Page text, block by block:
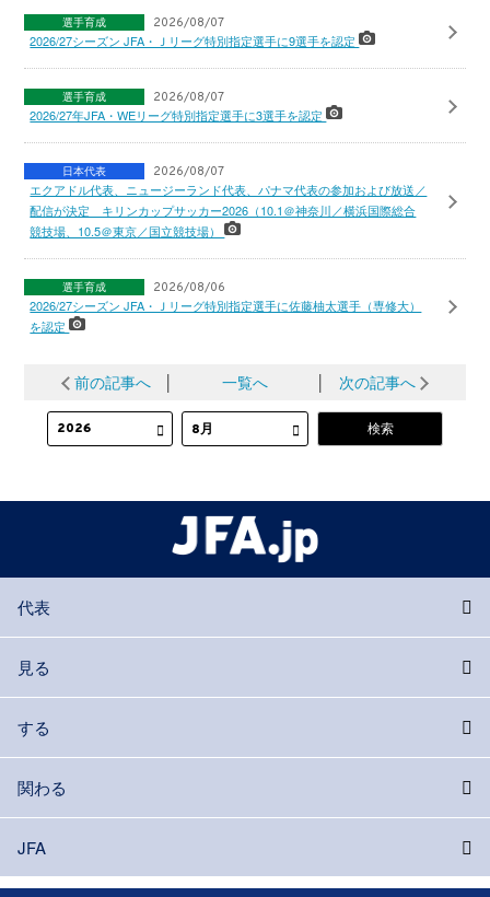
選手育成 2026/08/07
2026/27シーズン JFA・Ｊリーグ特別指定選手に9選手を認定
選手育成 2026/08/07
2026/27年JFA・WEリーグ特別指定選手に3選手を認定
日本代表 2026/08/07
エクアドル代表、ニュージーランド代表、パナマ代表の参加および放送／
配信が決定 キリンカップサッカー2026（10.1＠神奈川／横浜国際総合
競技場、10.5＠東京／国立競技場）
選手育成 2026/08/06
2026/27シーズン JFA・Ｊリーグ特別指定選手に佐藤柚太選手（専修大）
を認定
前の記事へ 一覧へ 次の記事へ
代表
見る
する
関わる
JFA